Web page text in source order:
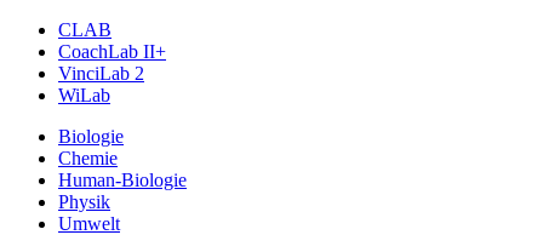
CLAB
CoachLab II+
VinciLab 2
WiLab
Biologie
Chemie
Human-Biologie
Physik
Umwelt